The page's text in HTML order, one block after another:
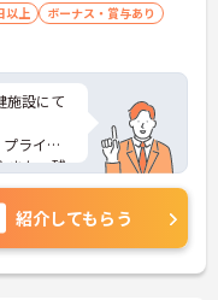
以上
ボーナス・賞与あり
施設にて
ライベ
また、残
にできま
問い合わ
紹介してもらう